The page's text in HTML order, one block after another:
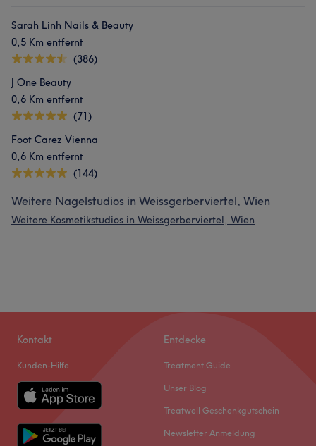
Sarah Linh Nails & Beauty
0,5 Km entfernt
(386)
J One Beauty
0,6 Km entfernt
(71)
Foot Carez Vienna
0,6 Km entfernt
(144)
Weitere Nagelstudios in Weissgerberviertel, Wien
Weitere Kosmetikstudios in Weissgerberviertel, Wien
Kontakt
Kunden-Hilfe
Entdecke
Treatment Guide
Unser Blog
Treatwell Geschenkgutschein
Newsletter Anmeldung